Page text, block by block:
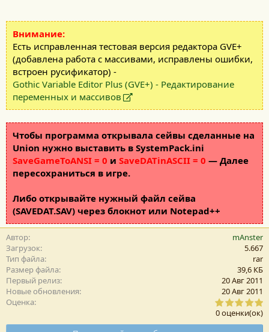
Внимание:
Есть исправленная тестовая версия редактора GVE+
(добавлена работа с массивами, исправлены ошибки,
встроен русификатор) -
Gothic Variable Editor Plus (GVE+) - Редактирование
переменных и массивов
Чтобы программа открывала сейвы сделанные на
Union нужно выставить в SystemPack.ini
SaveGameToANSI = 0 и SaveDATinASCII = 0 — Далее
пересохраниться в игре.
Либо открывайте нужный файл сейва
(SAVEDAT.SAV) через блокнот или Notepad++
Автор
mAnster
Загрузок
5.667
Тип файла
rar
Размер файла
39,6 КБ
Первый релиз
20 Авг 2011
Новые обновления
20 Авг 2011
Оценка
0
,
0
0 оценки(ок)